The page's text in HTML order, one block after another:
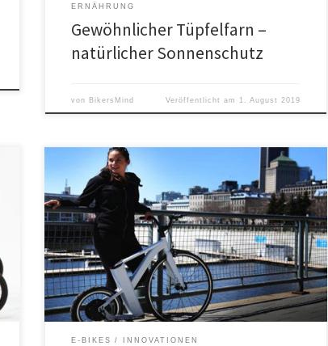
ERNÄHRUNG
Gewöhnlicher Tüpfelfarn –
natürlicher Sonnenschutz
von BikersMind Veröffentlicht am 1. August 2019
Das Konzept der aktuell im Trend stehenden
Elektroroller wurde mit dem SnikkyBike entscheidend
verbessert.
E-BIKES INNOVATIONEN